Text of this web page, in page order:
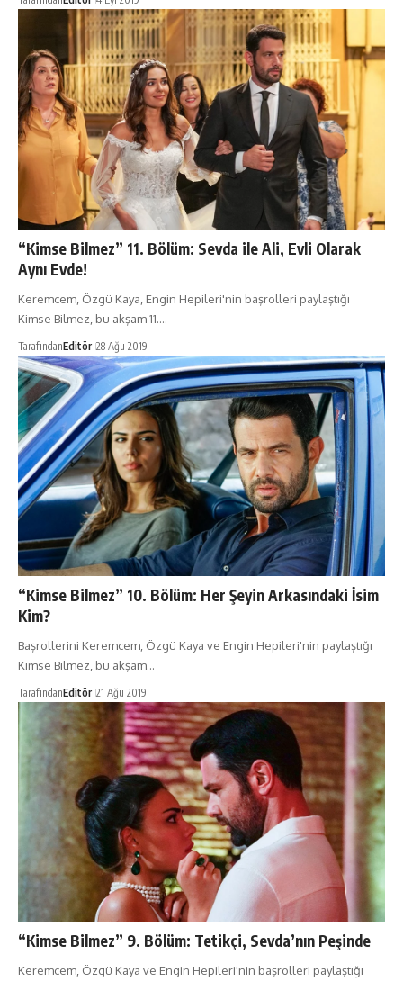
“Kimse Bilmez” 11. Bölüm: Sevda ile Ali, Evli Olarak
Aynı Evde!
Keremcem, Özgü Kaya, Engin Hepileri'nin başrolleri paylaştığı
Kimse Bilmez, bu akşam 11.…
TarafındanEditör 28 Ağu 2019
“Kimse Bilmez” 10. Bölüm: Her Şeyin Arkasındaki İsim
Kim?
Başrollerini Keremcem, Özgü Kaya ve Engin Hepileri'nin paylaştığı
Kimse Bilmez, bu akşam…
TarafındanEditör 21 Ağu 2019
“Kimse Bilmez” 9. Bölüm: Tetikçi, Sevda’nın Peşinde
Keremcem, Özgü Kaya ve Engin Hepileri'nin başrolleri paylaştığı